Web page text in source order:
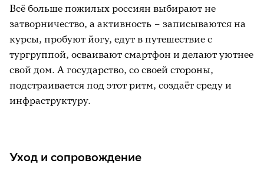
Всё больше пожилых россиян выбирают не
затворничество, а активность – записываются на
курсы, пробуют йогу, едут в путешествие с
тургруппой, осваивают смартфон и делают уютнее
свой дом. А государство, со своей стороны,
подстраивается под этот ритм, создаёт среду и
инфраструктуру.
Уход и сопровождение